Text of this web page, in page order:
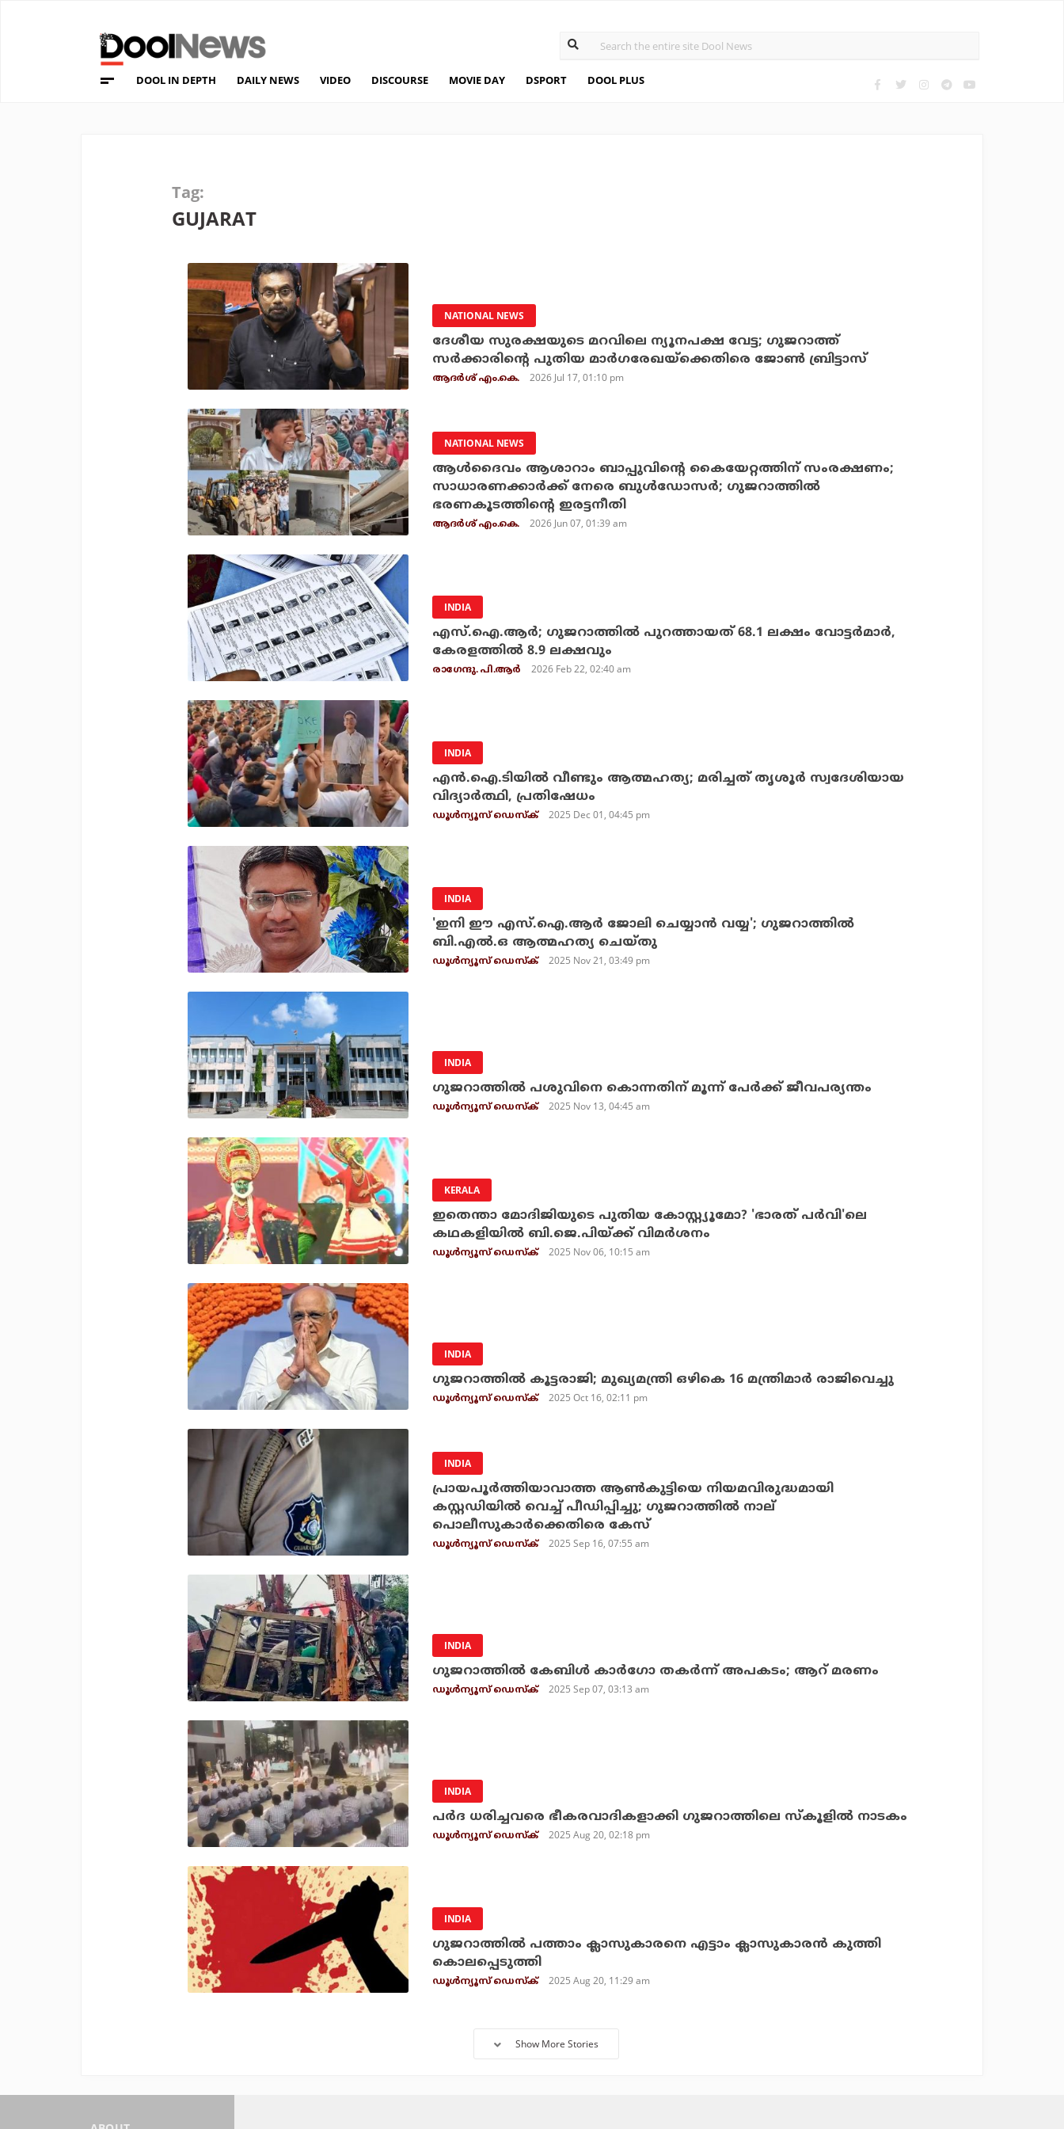
DOOL IN DEPTH DAILY NEWS VIDEO DISCOURSE MOVIE DAY DSPORT DOOL PLUS
Tag:
GUJARAT
NATIONAL NEWS
ദേശീയ സുരക്ഷയുടെ മറവിലെ ന്യൂനപക്ഷ വേട്ട; ഗുജറാത്ത്
സര്‍ക്കാരിന്റെ പുതിയ മാര്‍ഗരേഖയ്‌ക്കെതിരെ ജോണ്‍ ബ്രിട്ടാസ്
ആദർശ് എം.കെ. 2026 Jul 17, 01:10 pm
NATIONAL NEWS
ആള്‍ദൈവം ആശാറാം ബാപ്പുവിന്റെ കൈയേറ്റത്തിന് സംരക്ഷണം;
സാധാരണക്കാര്‍ക്ക് നേരെ ബുള്‍ഡോസര്‍; ഗുജറാത്തില്‍
ഭരണകൂടത്തിന്റെ ഇരട്ടനീതി
ആദർശ് എം.കെ. 2026 Jun 07, 01:39 am
INDIA
എസ്.ഐ.ആര്‍; ഗുജറാത്തില്‍ പുറത്തായത് 68.1 ലക്ഷം വോട്ടര്‍മാര്‍,
കേരളത്തില്‍ 8.9 ലക്ഷവും
രാഗേന്ദു. പി.ആര്‍ 2026 Feb 22, 02:40 am
INDIA
എന്‍.ഐ.ടിയില്‍ വീണ്ടും ആത്മഹത്യ; മരിച്ചത് തൃശൂര്‍ സ്വദേശിയായ
വിദ്യാര്‍ത്ഥി, പ്രതിഷേധം
ഡൂള്‍ന്യൂസ് ഡെസ്‌ക് 2025 Dec 01, 04:45 pm
INDIA
'ഇനി ഈ എസ്.ഐ.ആര്‍ ജോലി ചെയ്യാന്‍ വയ്യ'; ഗുജറാത്തില്‍
ബി.എല്‍.ഒ ആത്മഹത്യ ചെയ്തു
ഡൂള്‍ന്യൂസ് ഡെസ്‌ക് 2025 Nov 21, 03:49 pm
INDIA
ഗുജറാത്തിൽ പശുവിനെ കൊന്നതിന് മൂന്ന് പേർക്ക് ജീവപര്യന്തം
ഡൂള്‍ന്യൂസ് ഡെസ്‌ക് 2025 Nov 13, 04:45 am
KERALA
ഇതെന്താ മോദിജിയുടെ പുതിയ കോസ്റ്റ്യൂമോ? 'ഭാരത് പര്‍വി'ലെ
കഥകളിയില്‍ ബി.ജെ.പിയ്ക്ക് വിമര്‍ശനം
ഡൂള്‍ന്യൂസ് ഡെസ്‌ക് 2025 Nov 06, 10:15 am
INDIA
ഗുജറാത്തില്‍ കൂട്ടരാജി; മുഖ്യമന്ത്രി ഒഴികെ 16 മന്ത്രിമാര്‍ രാജിവെച്ചു
ഡൂള്‍ന്യൂസ് ഡെസ്‌ക് 2025 Oct 16, 02:11 pm
INDIA
പ്രായപൂര്‍ത്തിയാവാത്ത ആണ്‍കുട്ടിയെ നിയമവിരുദ്ധമായി
കസ്റ്റഡിയില്‍ വെച്ച് പീഡിപ്പിച്ചു; ഗുജറാത്തില്‍ നാല്
പൊലീസുകാര്‍ക്കെതിരെ കേസ്
ഡൂള്‍ന്യൂസ് ഡെസ്‌ക് 2025 Sep 16, 07:55 am
INDIA
ഗുജറാത്തിൽ കേബിള്‍ കാര്‍ഗോ തകര്‍ന്ന് അപകടം; ആറ് മരണം
ഡൂള്‍ന്യൂസ് ഡെസ്‌ക് 2025 Sep 07, 03:13 am
INDIA
പര്‍ദ ധരിച്ചവരെ ഭീകരവാദികളാക്കി ഗുജറാത്തിലെ സ്‌കൂളില്‍ നാടകം
ഡൂള്‍ന്യൂസ് ഡെസ്‌ക് 2025 Aug 20, 02:18 pm
INDIA
ഗുജറാത്തില്‍ പത്താം ക്ലാസുകാരനെ എട്ടാം ക്ലാസുകാരന്‍ കുത്തി
കൊലപ്പെടുത്തി
ഡൂള്‍ന്യൂസ് ഡെസ്‌ക് 2025 Aug 20, 11:29 am
Show More Stories